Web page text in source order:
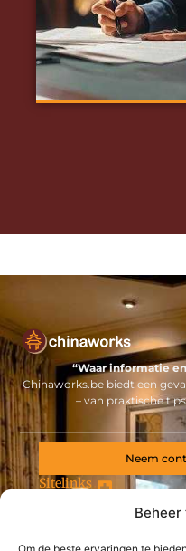
“Waar informatie
Chinaworks.be biedt een
– van praktische
Sitelinks
Bericht categorie
Neem